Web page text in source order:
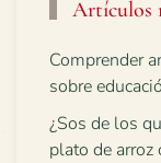
Artículos
Comprender
sobre
¿Sos de los
plato de arroz